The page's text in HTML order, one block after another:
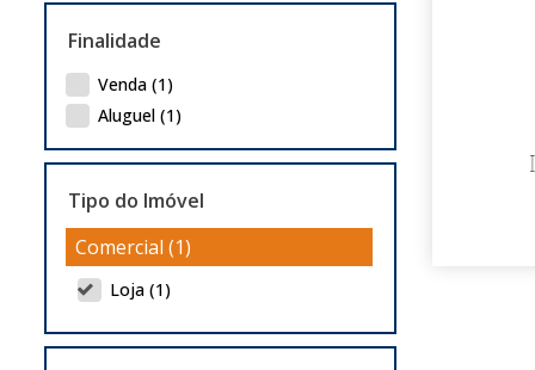
Finalidade
Venda (1)
Aluguel (1)
Tipo do Imóvel
Comercial (1)
Loja (1)